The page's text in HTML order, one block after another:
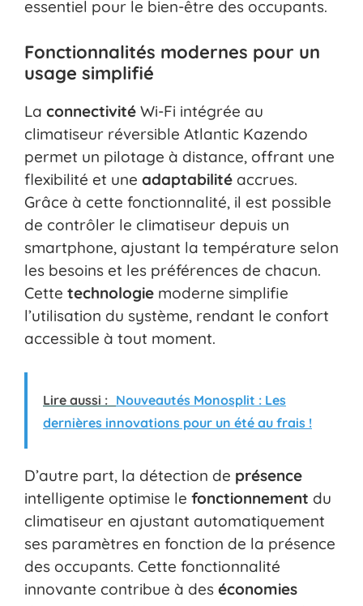
essentiel pour le bien-être des occupants.
Fonctionnalités modernes pour un
usage simplifié
La connectivité Wi-Fi intégrée au
climatiseur réversible Atlantic Kazendo
permet un pilotage à distance, offrant une
flexibilité et une adaptabilité accrues.
Grâce à cette fonctionnalité, il est possible
de contrôler le climatiseur depuis un
smartphone, ajustant la température selon
les besoins et les préférences de chacun.
Cette technologie moderne simplifie
l’utilisation du système, rendant le confort
accessible à tout moment.
Lire aussi : Nouveautés Monosplit : Les
dernières innovations pour un été au frais !
D’autre part, la détection de présence
intelligente optimise le fonctionnement du
climatiseur en ajustant automatiquement
ses paramètres en fonction de la présence
des occupants. Cette fonctionnalité
innovante contribue à des économies